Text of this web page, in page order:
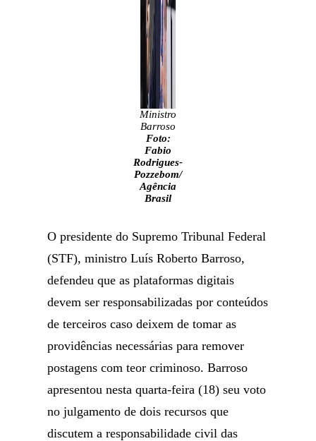
Ministro
Barroso
Foto:
Fabio
Rodrigues-
Pozzebom/
Agência
Brasil
O presidente do Supremo Tribunal Federal
(STF), ministro Luís Roberto Barroso,
defendeu que as plataformas digitais
devem ser responsabilizadas por conteúdos
de terceiros caso deixem de tomar as
providências necessárias para remover
postagens com teor criminoso. Barroso
apresentou nesta quarta-feira (18) seu voto
no julgamento de dois recursos que
discutem a responsabilidade civil das